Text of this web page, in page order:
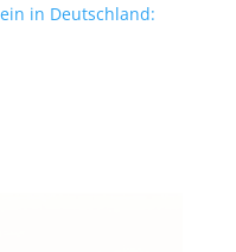
in Deutschland: